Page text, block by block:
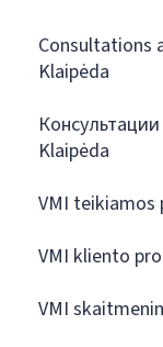
Consultations
Klaipėda
Klaipėda
VMI teikiamos
VMI kliento
VMI